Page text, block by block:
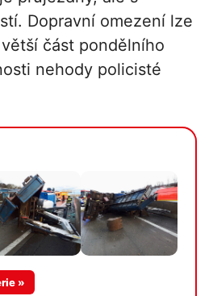
Dopravní omezení lze
část pondělního
nehody policisté
»